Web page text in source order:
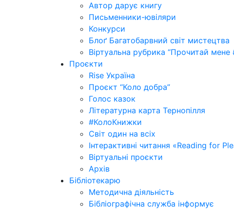
Автор дарує книгу
Письменники-ювіляри
Конкурси
Блоґ Багатобарвний світ мистецтва
Віртуальна рубрика “Прочитай мене
Проєкти
Rise Україна
Проєкт “Коло добра”
Голос казок
Літературна карта Тернопілля
#КолоКнижки
Світ один на всіх
Інтерактивні читання «Reading for
Віртуальні проєкти
Архів
Бібліотекарю
Методична діяльність
Бібліографічна служба інформує